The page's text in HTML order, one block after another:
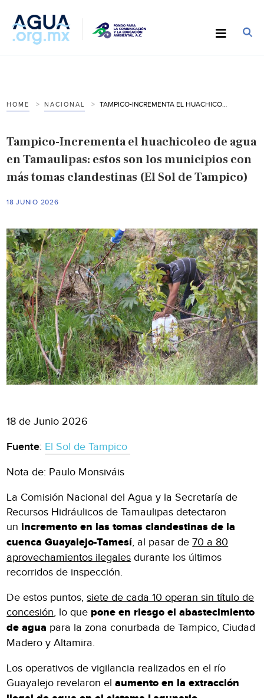
HOME NACIONAL
Tampico-Incrementa el huachicoleo de agua
en Tamaulipas: estos son los municipios con
más tomas clandestinas (El Sol de Tampico)
18 JUNIO 2026
18 de Junio 2026
Fuente: El Sol de Tampico
Nota de: Paulo Monsiváis
La Comisión Nacional del Agua y la Secretaría de
Recursos Hidráulicos de Tamaulipas detectaron
unincremento en las tomas clandestinas de la
cuenca Guayalejo-Tamesí, al pasar de70 a 80
aprovechamientos ilegales durante los últimos
recorridos de inspección.
De estos puntos,siete de cada 10 operan sin título de
concesión, lo que pone en riesgo el abastecimiento
de agua para la zona conurbada de Tampico, Ciudad
Madero y Altamira.
Los operativos de vigilancia realizados en el río
Guayalejo revelaron elaumento en la extracción